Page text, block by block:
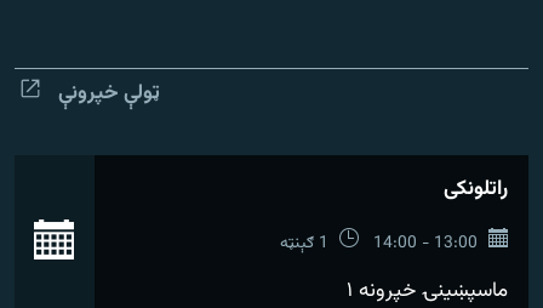
د ازادې اروپا راډیو ټولې ووبپاڼې
ټولې خپرونې
راتلونکی
13:00 - 14:00 1 ګېنټه
ماسپښينۍ خپرونه ۱